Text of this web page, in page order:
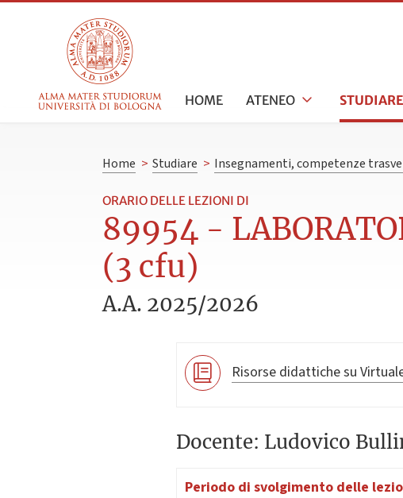
HOME ATENEO STUDIARE
Home > Studiare > Insegnamenti, competenze
ORARIO DELLE LEZIONI DI
89954 -
(3 cfu)
A.A. 2025/2026
Risorse didattiche su
Docente: Ludovico
Periodo di svolgimento delle